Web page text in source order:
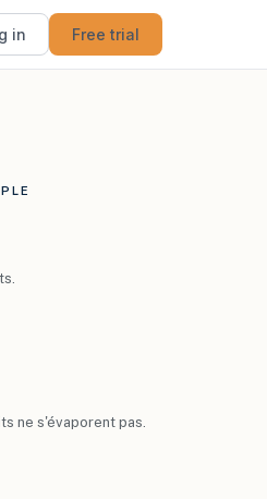
in Free trial
ne s'évaporent pas.